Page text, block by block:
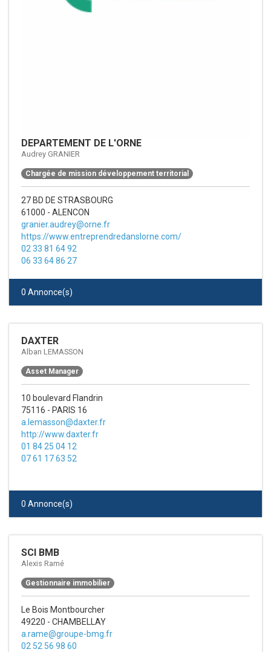
DEPARTEMENT DE L'ORNE
Audrey GRANIER
Chargée de mission développement territorial
27 BD DE STRASBOURG
61000 - ALENCON
granier.audrey@orne.fr
https://www.entreprendredanslorne.com/
02 33 81 64 92
06 33 64 86 27
0 Annonce(s)
DAXTER
Alban LEMASSON
Asset Manager
10 boulevard Flandrin
75116 - PARIS 16
a.lemasson@daxter.fr
http://www.daxter.fr
01 84 25 04 12
07 61 17 63 52
0 Annonce(s)
SCI BMB
Alexis Ramé
Gestionnaire immobilier
Le Bois Montbourcher
49220 - CHAMBELLAY
a.rame@groupe-bmg.fr
02 52 56 98 60